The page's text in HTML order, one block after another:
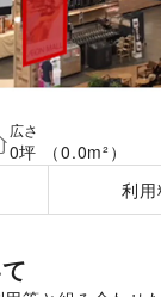
広さ
0坪 （0.0m²）
利用